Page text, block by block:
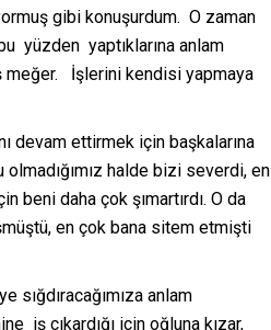
gibi konuşurdum. O zaman
yüzden yaptıklarına anlam
meğer. İşlerini kendisi yapmaya
devam ettirmek için başkalarına
halde bizi severdi, en
beni daha çok şımartırdı. O da
en çok bana sitem etmişti
sığdıracağımıza anlam
iş çıkardığı için oğluna kızar,